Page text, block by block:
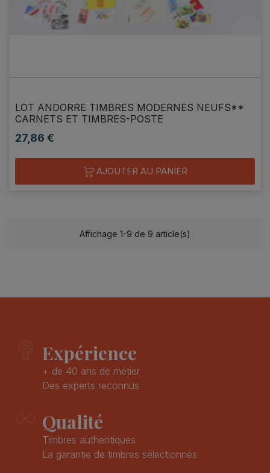
LOT ANDORRE TIMBRES MODERNES NEUFS**
CARNETS ET TIMBRES-POSTE
Prix
27,86 €
AJOUTER AU PANIER
Affichage 1-9 de 9 article(s)
Expérience
+ de 40 ans de métier
Des experts reconnus
Qualité
Timbres authentiques
La garantie de timbres sélectionnés